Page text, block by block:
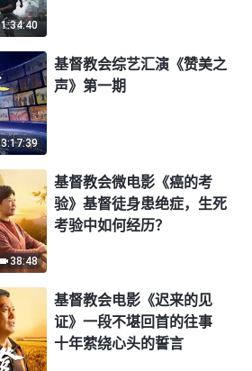
1:34:40
3:17:39
基督教会综艺汇演《赞美之
声》第一期
38:48
基督教会微电影《癌的考
验》基督徒身患绝症，生死
考验中如何经历？
基督教会电影《迟来的见
证》一段不堪回首的往事
十年萦绕心头的誓言